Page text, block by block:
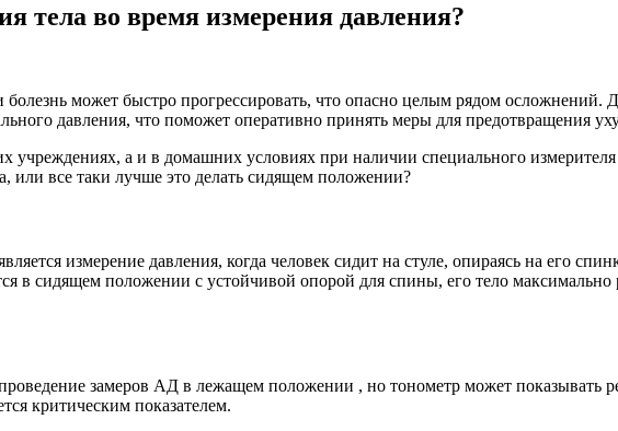
тела во время измерения давления?
может быстро прогрессировать, что опасно целым рядом осложнений.
давления, что поможет оперативно принять меры для предотвращения
а и в домашних условиях при наличии специального
или все таки лучше это делать сидящем положении?
измерение давления, когда человек сидит на стуле, опираясь на его
в сидящем положении с устойчивой опорой для спины, его тело максимально
замеров АД в лежащем положении , но тонометр может показывать
критическим показателем.